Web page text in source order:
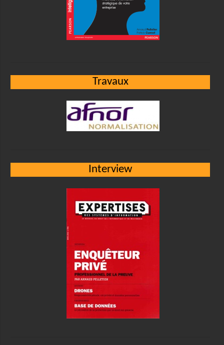
Travaux
Interview